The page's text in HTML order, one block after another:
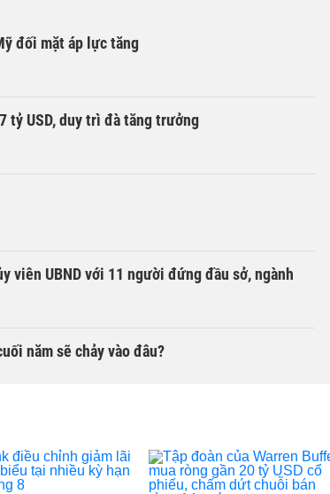
đối mặt áp lực tăng
tỷ USD, duy trì đà tăng trưởng
viên UBND với 11 người đứng đầu sở, ngành
năm sẽ chảy vào đâu?
xử lý 363 nhà, đất dôi dư